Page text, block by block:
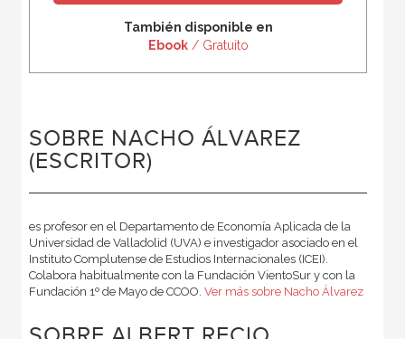
También disponible en
Ebook/ Gratuito
SOBRE NACHO ÁLVAREZ
(ESCRITOR)
es profesor en el Departamento de Economía Aplicada de la
Universidad de Valladolid (UVA) e investigador asociado en el
Instituto Complutense de Estudios Internacionales (ICEI).
Colabora habitualmente con la Fundación VientoSur y con la
Fundación 1º de Mayo de CCOO. Ver más sobre Nacho Álvarez